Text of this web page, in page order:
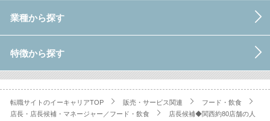
業種から探す
特徴から探す
転職サイトのイーキャリアTOP 販売・サービス関連
フード・飲食
店長・店長候補・マネージャー／フード・飲食
店長候補◆関西約80店舗の人